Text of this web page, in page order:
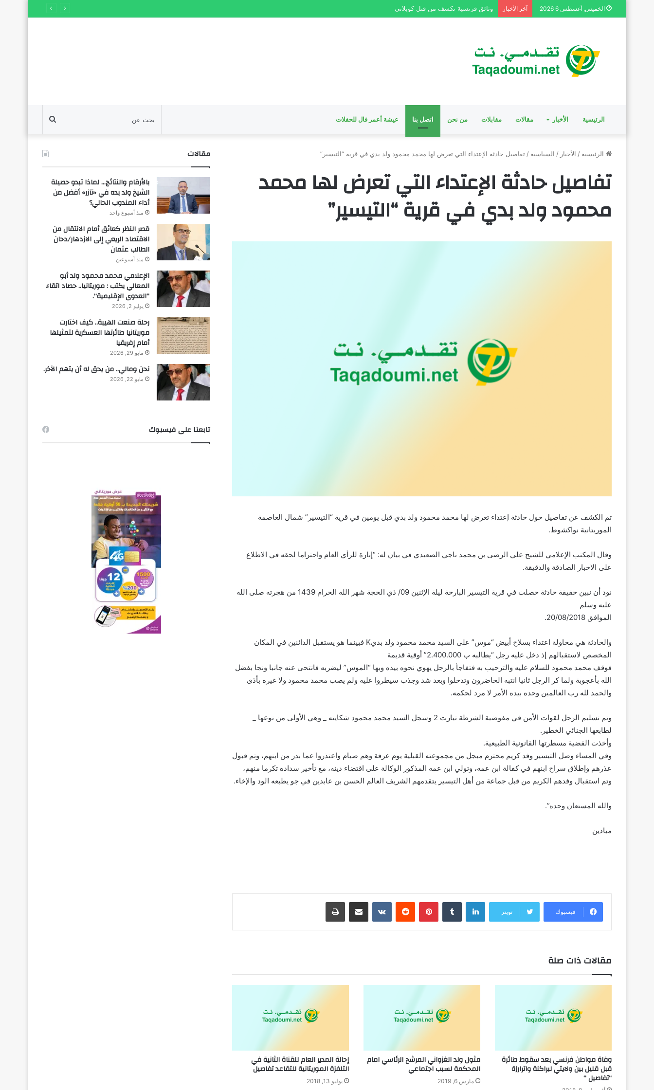
الخميس, أغسطس 6 2026 آخر الأخبار وثائق فرنسية تكشف من قتل كوبلاني
الرئيسية الأخبار مقالات مقابلات من نحن اتصل بنا عيشة أعمر فال للحفلات بحث
عن
الرئيسية / الأخبار / السياسية / تفاصيل حادثة الإعتداء التي تعرض لها محمد محمود ولد بدي في قرية “التيسير”
تفاصيل حادثة الإعتداء التي تعرض لها محمد
محمود ولد بدي في قرية “التيسير”
تم الكشف عن تفاصيل حول حادثة إعتداء تعرض لها محمد محمود ولد بدي قبل يومين في قرية “التيسير” شمال العاصمة
الموريتانية نواكشوط.
وقال المكتب الإعلامي للشيخ علي الرضى بن محمد ناجي الصعيدي في بيان له: “إنارة للرأي العام واحتراما لحقه في الاطلاع
على الاخبار الصادقة والدقيقة.
نود أن نبين حقيقة حادثة حصلت في قرية التيسير البارحة ليلة الإثنين 09/ ذي الحجة شهر الله الحرام 1439 من هجرته صلى الله
عليه وسلم
الموافق 20/08/2018.
والحادثة هي محاولة اعتداء بسلاح أبيض “موس” على السيد محمد محمود ولد بديK فبينما هو يستقبل الدائنين في المكان
المخصص لاستقبالهم إذ دخل عليه رجل “يطالبه ب 2.400.000” أوقية قديمة
فوقف محمد محمود للسلام عليه والترحيب به فتفاجأ بالرجل يهوي نحوه بيده وبها “الموس” ليضربه فانتحى عنه جانبا ونجا بفضل
الله بأعجوبة ولما كر الرجل ثانيا انتبه الحاضرون وتدخلوا وبعد شد وجذب سيطروا عليه ولم يصب محمد محمود ولا غيره بأذى
والحمد لله رب العالمين وحده بيده الأمر لا مرد لحكمه.
وتم تسليم الرجل لقوات الأمن في مفوضية الشرطة تيارت 2 وسجل السيد محمد محمود شكايته _ وهي الأولى من نوعها _
لطابعها الجنائي الخطير.
وأخذت القضية مسطرتها القانونية الطبيعية.
وفي المساء وصل التيسير وفد كريم محترم مبجل من مجموعته القبلية يوم عرفة وهم صيام واعتذروا عما بدر من ابنهم، وتم قبول
عذرهم وإطلاق سراح ابنهم في كفالة ابن عمه، وتولي ابن عمه المذكور الوكالة على اقتضاء دينه، مع تأخير سداده تكرما منهم،
وتم استقبال وفدهم الكريم من قبل جماعة من أهل التيسير يتقدمهم الشريف العالم الحسن بن عابدين في جو يطبعه الود والإخاء.
والله المستعان وحده”.
ميادين
فيسبوك تويتر
لينكدإن بينتيريست مشاركة عبر البريد طباعة
مقالات ذات صلة
وفاة مواطن فرنسي بعد سقوط طائرة
قبل قليل بين ولايتي لبراكنة واترارزة
“تفاصيل “
مثول ولد الغزواني المرشح الرئاسي امام
المحكمة لسبب اجتماعي
مارس 6, 2019
إحالة المدير العام للقناة الثانية في
التلفزة الموريتانية للتقاعد تفاصيل
يوليو 13, 2018
مقالات
بالأرقام والنتائج… لماذا تبدو حصيلة
الشيخ ولد بده في «تآزر» أفضل من
أداء المندوب الحالي؟
منذ أسبوع واحد
قصر النظر كعائق أمام الانتقال من
الاقتصاد الريعي إلى الازدهار/دحان
الطالب عثمان
منذ أسبوعين
الإعلامي محمد محمود ولد أبو
المعالي يكتب : موريتانيا.. حصاد اتقاء
“العدوى الإقليمية”.
يوليو 2, 2026
رحلة صنعت الهيبة.. كيف اختارت
موريتانيا طائرتها العسكرية لتمثيلها
أمام إفريقيا
مايو 29, 2026
نحن ومالي.. من يحق له أن يتهم الآخر.
مايو 22, 2026
تابعنا على فيسبوك